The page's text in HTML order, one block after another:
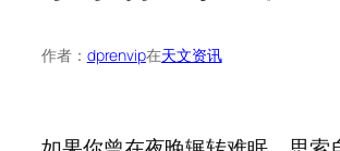
作者： dprenvip在天文资讯